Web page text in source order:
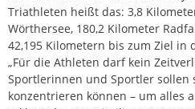
Triathleten heißt das: 3,8
Wörthersee, 180,2 Kilometer
42,195 Kilometern bis zum Ziel in
„Für die Athleten darf kein
Sportlerinnen und Sportler sollen
konzentrieren können – um alles